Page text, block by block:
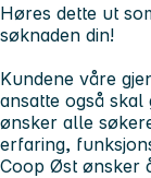
Høres dette ut
søknaden din!
Kundene våre
ansatte også
ønsker alle
erfaring,
Coop Øst ønsker